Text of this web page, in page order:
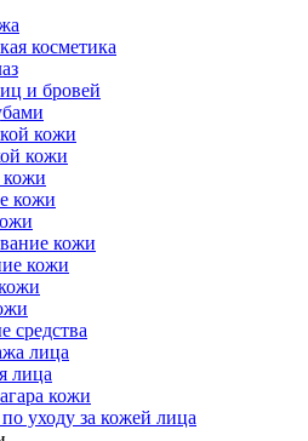
косметика
и бровей
кожи
кожи
кожи
кожи
кожи
средства
лица
лица
кожи
уходу за кожей лица